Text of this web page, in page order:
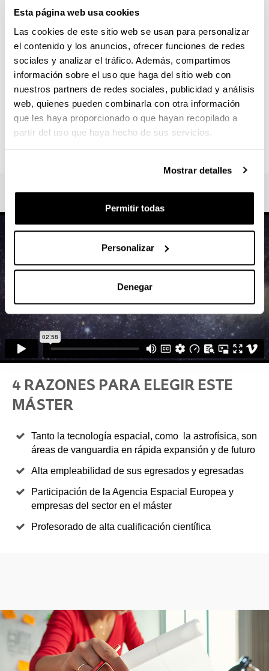
Esta página web usa cookies
Las cookies de este sitio web se usan para personalizar
el contenido y los anuncios, ofrecer funciones de redes
sociales y analizar el tráfico. Además, compartimos
información sobre el uso que haga del sitio web con
nuestros partners de redes sociales, publicidad y análisis
web, quienes pueden combinarla con otra información
que les haya proporcionado o que hayan recopilado a
partir del uso que haya hecho de sus servicios.
Mostrar detalles
Permitir todas
Personalizar
Denegar
Unibertsitatea: Escuela de Ingeniería de Bilbao
CONTACTO
Responsable del Máster :
DEL RIO GAZTELURRUTIA, MARIA TERESA
teresa.delrio@ehu.eus
Secretaría :
SECRETARÍA EIB - BILBAO
postgrados.eib@ehu.eus
946013917
4 RAZONES PARA ELEGIR ESTE
MÁSTER
Tanto la tecnología espacial, como la astrofísica, son
áreas de vanguardia en rápida expansión y de futuro
Alta empleabilidad de sus egresados y egresadas
Participación de la Agencia Espacial Europea y
empresas del sector en el máster
Profesorado de alta cualificación científica